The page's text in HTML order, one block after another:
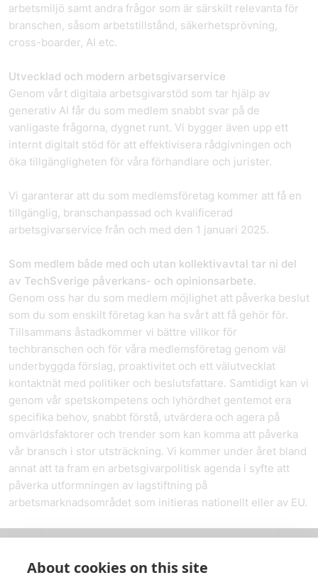
arbetsmiljö samt andra frågor som är särskilt relevanta för
branschen, såsom arbetstillstånd, säkerhetsprövning,
cross-boarder, AI etc.
Utvecklad och modern arbetsgivarservice
Genom vårt digitala arbetsgivarstöd som tar hjälp av
generativ AI får du som medlem snabbt svar på de
vanligaste frågorna, dygnet runt. Vi bygger även upp ett
internt digitalt stöd för att effektivisera rådgivningen och
öka tillgängligheten för våra förhandlare och jurister.
Vi garanterar att du som medlemsföretag kommer att få en
tillgänglig, branschanpassad och kvalificerad
arbetsgivarservice från och med den 1 januari 2025.
Som medlem både med och utan kollektivavtal tar ni del
av TechSverige påverkans- och opinionsarbete.
Genom oss har du som medlem möjlighet att påverka beslut
som du som enskilt företag kan ha svårt att få gehör för.
Tillsammans åstadkommer vi bättre villkor för
techbranschen och för våra medlemsföretag genom väl
underbyggda förslag, proaktivitet och ett välutvecklat
kontaktnät med politiker och beslutsfattare. Samtidigt kan vi
genom vår spetskompetens och lyhördhet gentemot era
specifika behov, snabbt förstå, utvärdera och agera på
omvärldsfaktorer och trender som kan komma att påverka
vår bransch i stor utsträckning. Vi kommer under året bland
annat att ta fram en arbetsgivarpolitisk agenda i syfte att
påverka utformningen av lagstiftning på
arbetsmarknadsområdet som initieras nationellt eller av EU.
About cookies on this site